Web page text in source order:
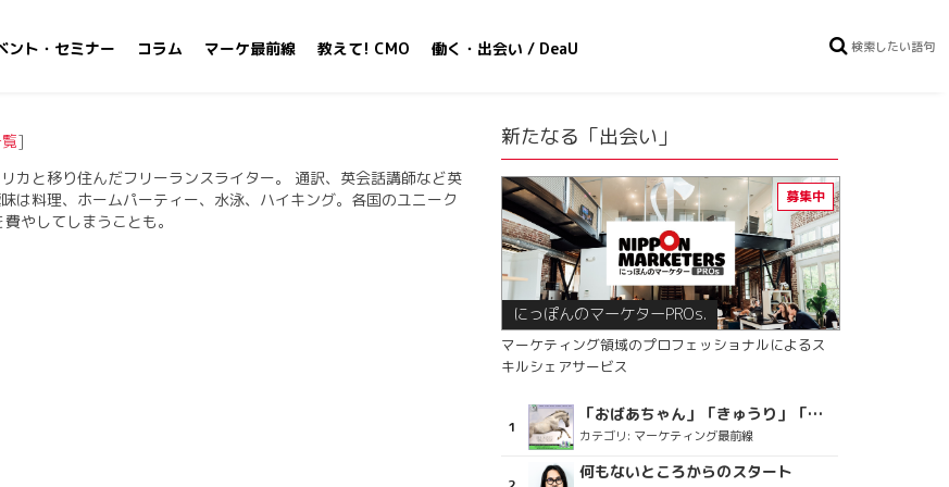
ント・セミナー コラム マーケ最前線 教えて! CMO 働く・出会い / DeaU
]
カと移り住んだフリーランスライター。 通訳、英会話講師など英
は料理、ホームパーティー、水泳、ハイキング。各国のユニーク
やしてしまうことも。
新たなる「出会い」
にっぽんのマーケターPROs.
マーケティング領域のプロフェッショナルによるス
キルシェアサービス
「おばあちゃん」「きゅうり」「ディスコで踊るおじさん」をCM素材に使った、「気持ちよさ」が売りの意外な商品とは？
カテゴリ: マーケティング最前線
何もないところからのスタート